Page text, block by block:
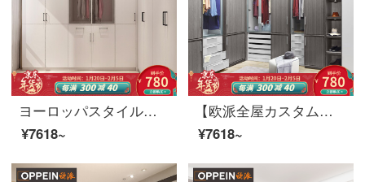
ヨーロッパスタイルのクローゼットは全体の寝室のクローゼットをカスタマイズして、開放式の近代的な寝室を装飾します。贅沢なクローゼットの前払い金は0平方メートルです。
¥7618~
【欧派全屋カスタムミラノスタイルシリーズ】タンスのクローゼットのクローゼットのクローゼットをカスタマイズしてドアとテレビの棚の玄関の棚のバルコニーの全部屋を押して前払い金をオーダーメードします。
¥7618~